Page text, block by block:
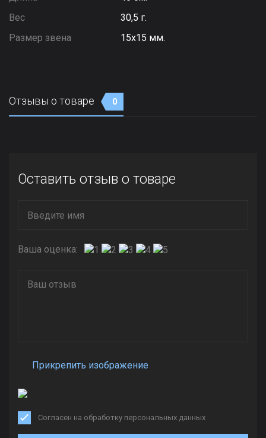
Вес
30,5 г.
Размер звена
15х15 мм.
Отзывы о товаре 0
Оставить отзыв о товаре
Ваша оценка:
Прикрепить изображение
Согласен на обработку персональных данных